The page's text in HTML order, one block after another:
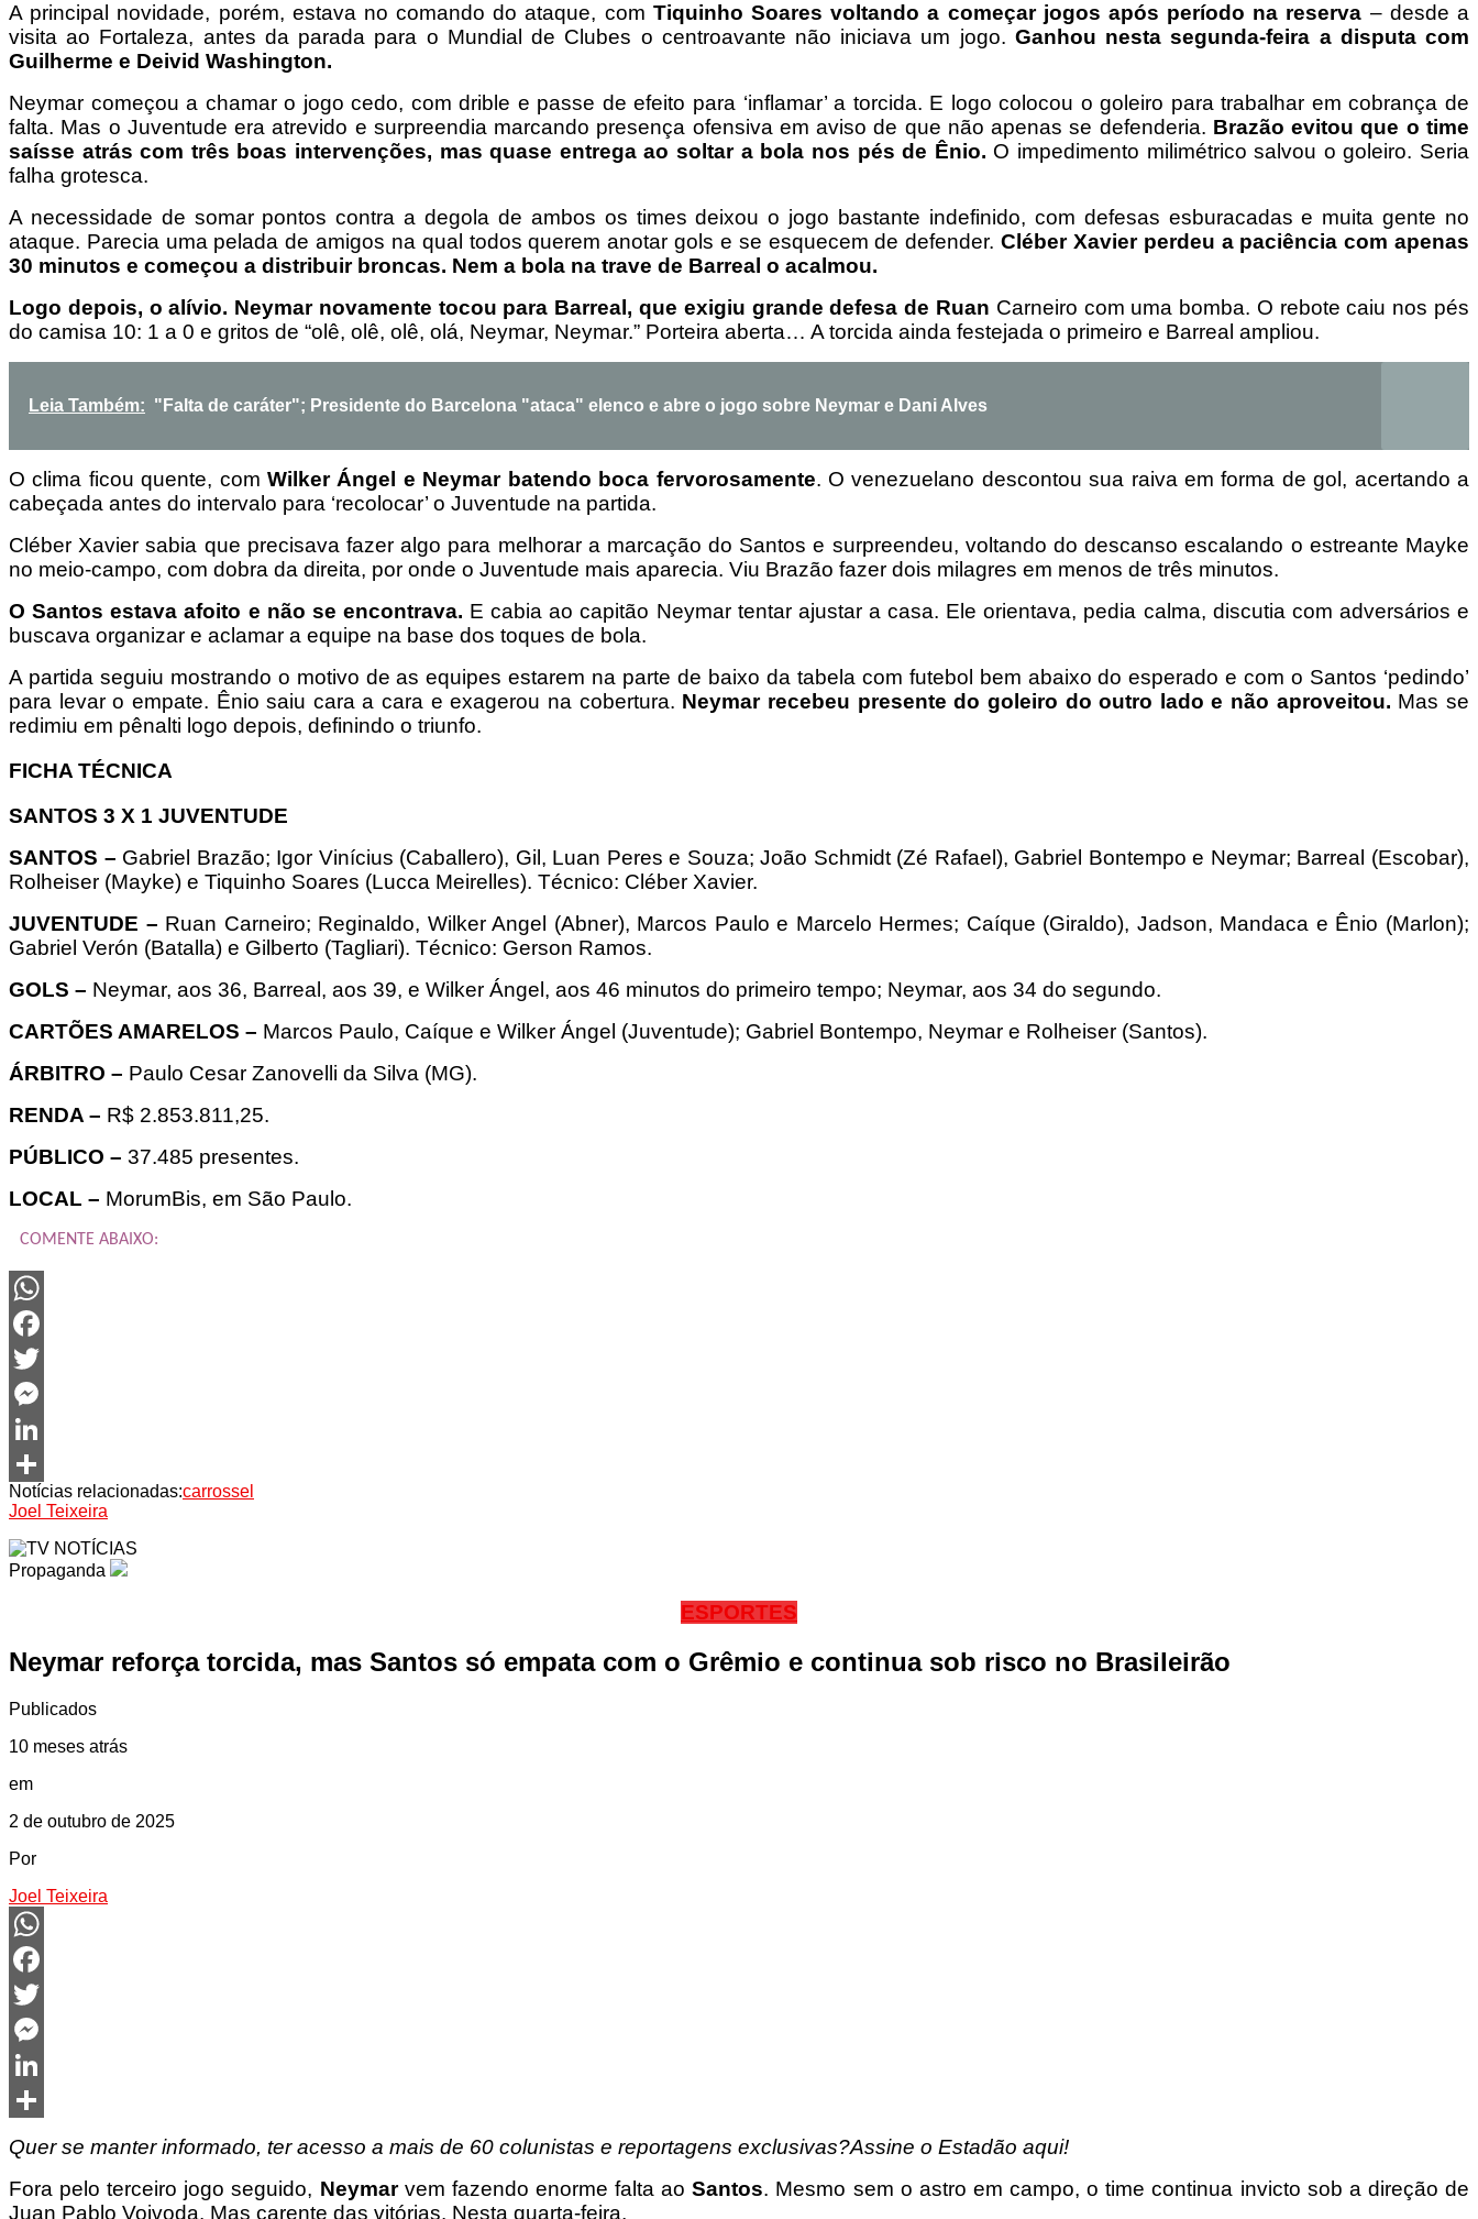
A principal novidade, porém, estava no comando do ataque, com Tiquinho Soares voltando a começar jogos após período na reserva – desde a
visita ao Fortaleza, antes da parada para o Mundial de Clubes o centroavante não iniciava um jogo. Ganhou nesta segunda-feira a disputa com
Guilherme e Deivid Washington.
Neymar começou a chamar o jogo cedo, com drible e passe de efeito para ‘inflamar’ a torcida. E logo colocou o goleiro para trabalhar em cobrança de
falta. Mas o Juventude era atrevido e surpreendia marcando presença ofensiva em aviso de que não apenas se defenderia. Brazão evitou que o time
saísse atrás com três boas intervenções, mas quase entrega ao soltar a bola nos pés de Ênio. O impedimento milimétrico salvou o goleiro. Seria
falha grotesca.
A necessidade de somar pontos contra a degola de ambos os times deixou o jogo bastante indefinido, com defesas esburacadas e muita gente no
ataque. Parecia uma pelada de amigos na qual todos querem anotar gols e se esquecem de defender.Cléber Xavier perdeu a paciência com apenas
30 minutos e começou a distribuir broncas. Nem a bola na trave de Barreal o acalmou.
Logo depois, o alívio. Neymar novamente tocou para Barreal, que exigiu grande defesa de Ruan Carneiro com uma bomba. O rebote caiu nos pés
do camisa 10: 1 a 0 e gritos de “olê, olê, olê, olá, Neymar, Neymar.” Porteira aberta… A torcida ainda festejada o primeiro e Barreal ampliou.
Leia Também: "Falta de caráter"; Presidente do Barcelona "ataca" elenco e abre o jogo sobre Neymar e Dani Alves
O clima ficou quente, comWilker Ángel e Neymar batendo boca fervorosamente. O venezuelano descontou sua raiva em forma de gol, acertando a
cabeçada antes do intervalo para ‘recolocar’ o Juventude na partida.
Cléber Xavier sabia que precisava fazer algo para melhorar a marcação do Santos e surpreendeu, voltando do descanso escalando o estreante Mayke
no meio-campo, com dobra da direita, por onde o Juventude mais aparecia. Viu Brazão fazer dois milagres em menos de três minutos.
O Santos estava afoito e não se encontrava. E cabia ao capitão Neymar tentar ajustar a casa. Ele orientava, pedia calma, discutia com adversários e
buscava organizar e aclamar a equipe na base dos toques de bola.
A partida seguiu mostrando o motivo de as equipes estarem na parte de baixo da tabela com futebol bem abaixo do esperado e com o Santos ‘pedindo’
para levar o empate. Ênio saiu cara a cara e exagerou na cobertura. Neymar recebeu presente do goleiro do outro lado e não aproveitou. Mas se
redimiu em pênalti logo depois, definindo o triunfo.
FICHA TÉCNICA
SANTOS 3 X 1 JUVENTUDE
SANTOS – Gabriel Brazão; Igor Vinícius (Caballero), Gil, Luan Peres e Souza; João Schmidt (Zé Rafael), Gabriel Bontempo e Neymar; Barreal (Escobar),
Rolheiser (Mayke) e Tiquinho Soares (Lucca Meirelles). Técnico: Cléber Xavier.
JUVENTUDE – Ruan Carneiro; Reginaldo, Wilker Angel (Abner), Marcos Paulo e Marcelo Hermes; Caíque (Giraldo), Jadson, Mandaca e Ênio (Marlon);
Gabriel Verón (Batalla) e Gilberto (Tagliari). Técnico: Gerson Ramos.
GOLS – Neymar, aos 36, Barreal, aos 39, e Wilker Ángel, aos 46 minutos do primeiro tempo; Neymar, aos 34 do segundo.
CARTÕES AMARELOS – Marcos Paulo, Caíque e Wilker Ángel (Juventude); Gabriel Bontempo, Neymar e Rolheiser (Santos).
ÁRBITRO – Paulo Cesar Zanovelli da Silva (MG).
RENDA – R$ 2.853.811,25.
PÚBLICO – 37.485 presentes.
LOCAL – MorumBis, em São Paulo.
COMENTE ABAIXO:
WhatsApp
Facebook
Twitter
Messenger
LinkedIn
Share
Notícias relacionadas:carrossel
Joel Teixeira
Propaganda
ESPORTES
Neymar reforça torcida, mas Santos só empata com o Grêmio e continua sob risco no Brasileirão
Publicados
10 meses atrás
em
2 de outubro de 2025
Por
Joel Teixeira
WhatsApp
Facebook
Twitter
Messenger
LinkedIn
Quer se manter informado, ter acesso a mais de 60 colunistas e reportagens exclusivas?Assine o Estadão aqui!
Fora pelo terceiro jogo seguido, Neymarvem fazendo enorme falta aoSantos. Mesmo sem o astro em campo, o time continua invicto sob a direção de
Juan Pablo Vojvoda. Mas carente das vitórias. Nesta quarta-feira,